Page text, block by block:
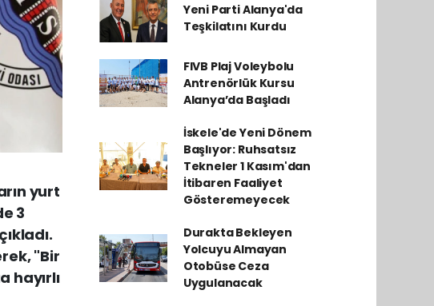
yurt
3
"Bir
hayırlı
Yeni Parti Alanya'da
Teşkilatını Kurdu
FIVB Plaj Voleybolu
Antrenörlük Kursu
Alanya’da Başladı
İskele'de Yeni Dönem
Başlıyor: Ruhsatsız
Tekneler 1 Kasım'dan
İtibaren Faaliyet
Gösteremeyecek
Durakta Bekleyen
Yolcuyu Almayan
Otobüse Ceza
Uygulanacak